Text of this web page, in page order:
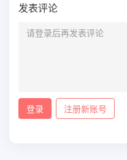
发表评论
登录 注册新账号